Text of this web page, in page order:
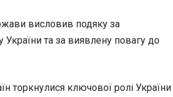
висловив подяку за
України та за виявлену повагу до
торкнулися ключової ролі України